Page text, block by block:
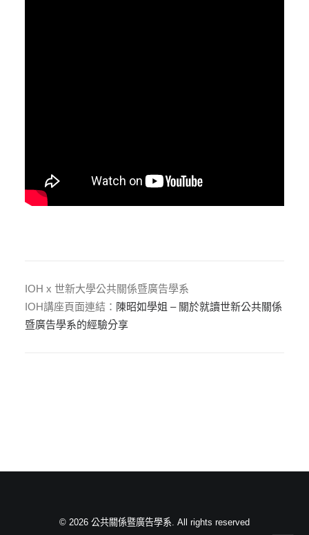
IOH x 世新大學公共關係暨廣告學系
IOH講座頁面連結： 陳昭如學姐 – 關於就讀世新公共關係
暨廣告學系的經驗分享
© 2026 公共關係暨廣告學系. All rights reserved